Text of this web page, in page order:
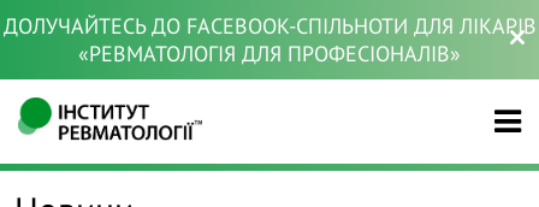
ДОЛУЧАЙТЕСЬ ДО FACEBOOK-СПІЛЬНОТИ ДЛЯ ЛІКАРІВ
«РЕВМАТОЛОГІЯ ДЛЯ ПРОФЕСІОНАЛІВ»